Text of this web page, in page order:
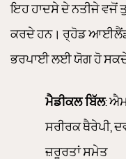
ਇਹ ਹਾਦਸੇ ਦੇ ਨਤੀਜੇ ਵਜੋਂ
ਕਰਦੇ ਹਨ। ਰ੍ਹੋਡ ਆਈਲੈਂਡ
ਭਰਪਾਈ ਲਈ ਯੋਗ ਹੋ
ਮੈਡੀਕਲ ਬਿੱਲ:
ਸਰੀਰਕ ਥੈਰੇਪੀ,
ਜ਼ਰੂਰਤਾਂ ਸਮੇਤ